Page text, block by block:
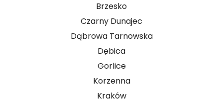
Brzesko
Czarny Dunajec
Dąbrowa Tarnowska
Dębica
Gorlice
Korzenna
Kraków